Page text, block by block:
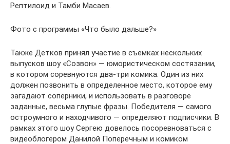
Рептилоид и Тамби Масаев.
Фото с программы «Что было дальше?»
Также Детков принял участие в съемках нескольких
выпусков шоу «Созвон» — юмористическом состязании,
в котором соревнуются два-три комика. Один из них
должен позвонить в определенное место, которое ему
загадают соперники, и использовать в разговоре
заданные, весьма глупые фразы. Победителя — самого
остроумного и находчивого — определяют подписчики. В
рамках этого шоу Сергею довелось посоревноваться с
видеоблогером Данилой Поперечным и комиком